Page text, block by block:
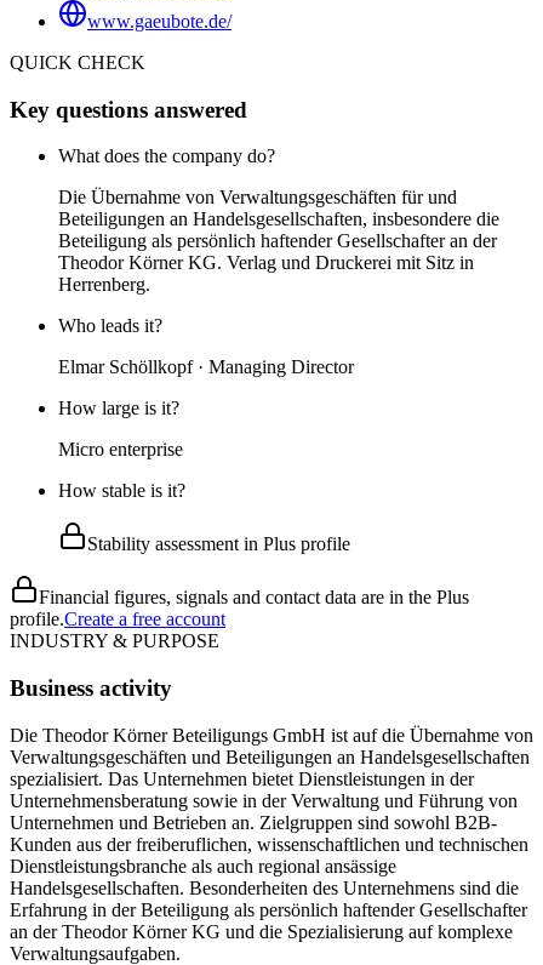
www.gaeubote.de/
QUICK CHECK
Key questions answered
What does the company do?
Die Übernahme von Verwaltungsgeschäften für und
Beteiligungen an Handelsgesellschaften, insbesondere die
Beteiligung als persönlich haftender Gesellschafter an der
Theodor Körner KG. Verlag und Druckerei mit Sitz in
Herrenberg.
Who leads it?
Elmar Schöllkopf · Managing Director
How large is it?
Micro enterprise
How stable is it?
Stability assessment in Plus profile
Financial figures, signals and contact data are in the Plus
profile.Create a free account
INDUSTRY & PURPOSE
Business activity
Die Theodor Körner Beteiligungs GmbH ist auf die Übernahme von
Verwaltungsgeschäften und Beteiligungen an Handelsgesellschaften
spezialisiert. Das Unternehmen bietet Dienstleistungen in der
Unternehmensberatung sowie in der Verwaltung und Führung von
Unternehmen und Betrieben an. Zielgruppen sind sowohl B2B-
Kunden aus der freiberuflichen, wissenschaftlichen und technischen
Dienstleistungsbranche als auch regional ansässige
Handelsgesellschaften. Besonderheiten des Unternehmens sind die
Erfahrung in der Beteiligung als persönlich haftender Gesellschafter
an der Theodor Körner KG und die Spezialisierung auf komplexe
Verwaltungsaufgaben.